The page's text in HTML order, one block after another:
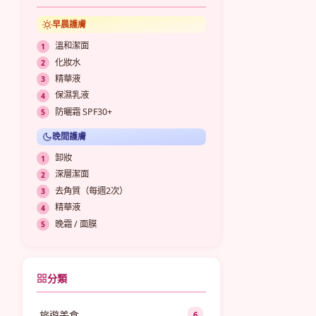
早晨護膚
溫和潔面
化妝水
精華液
保濕乳液
防曬霜 SPF30+
晚間護膚
卸妝
深層潔面
去角質（每週2次）
精華液
晚霜 / 面膜
分類